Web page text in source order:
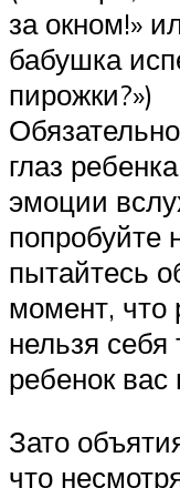
за окном!»
бабушка
пирожки?»)
глаз
эмоции
попробуйте
пытайтесь
момент, что
нельзя себя
ребенок
Зато
что